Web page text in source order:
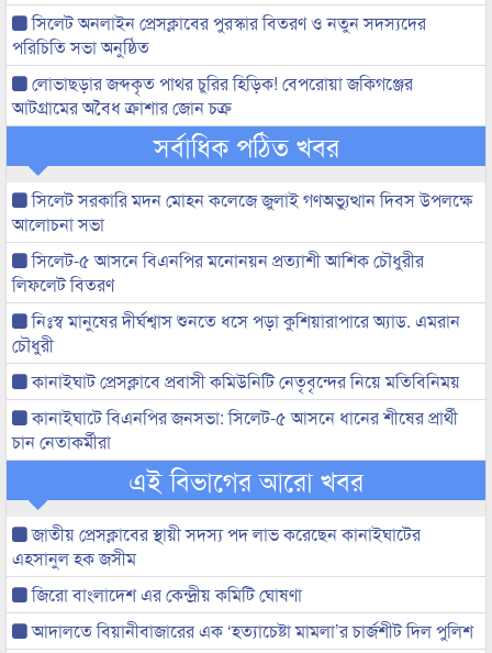
সিলেট অনলাইন প্রেসক্লাবের পুরস্কার বিতরণ ও নতুন সদস্যদের
পরিচিতি সভা অনুষ্ঠিত
লোভাছড়ার জব্দকৃত পাথর চুরির হিড়িক! বেপরোয়া জকিগঞ্জের
আটগ্রামের অবৈধ ক্রাশার জোন চক্র
সর্বাধিক পঠিত খবর
সিলেট সরকারি মদন মোহন কলেজে জুলাই গণঅভ্যুত্থান দিবস উপলক্ষে
আলোচনা সভা
সিলেট-৫ আসনে বিএনপির মনোনয়ন প্রত্যাশী আশিক চৌধুরীর
লিফলেট বিতরণ
নিঃস্ব মানুষের দীর্ঘশ্বাস শুনতে ধসে পড়া কুশিয়ারাপারে অ্যাড. এমরান
চৌধুরী
কানাইঘাট প্রেসক্লাবে প্রবাসী কমিউনিটি নেতৃবৃন্দের নিয়ে মতিবিনিময়
কানাইঘাটে বিএনপির জনসভা: সিলেট-৫ আসনে ধানের শীষের প্রার্থী
চান নেতাকর্মীরা
এই বিভাগের আরো খবর
জাতীয় প্রেসক্লাবের স্থায়ী সদস্য পদ লাভ করেছেন কানাইঘাটের
এহসানুল হক জসীম
জিরো বাংলাদেশ এর কেন্দ্রীয় কমিটি ঘোষণা
আদালতে বিয়ানীবাজারের এক ‘হত্যাচেষ্টা মামলা’র চার্জশীট দিল পুলিশ